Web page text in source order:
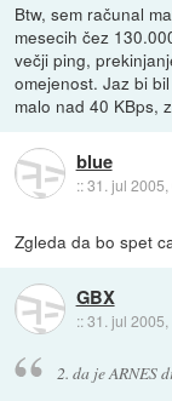
Btw, sem računal
mesecih čez
večji ping,
omejenost. Jaz bi
malo nad 40 KBps,
blue
::31. jul 2005,
Zgleda da bo spet
GBX
::31. jul 2005,
2. da je ARNES